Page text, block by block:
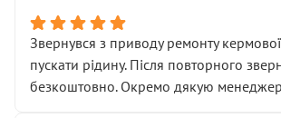
Звернувся з приводу ремонту
пускати рідину. Після повторного
безкоштовно. Окремо дякую